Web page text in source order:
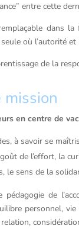
entre cette
dans
où l’autorité
de la
en centre de
à savoir se
de l’effort, la
le sens de la
pédagogie de
personnel,